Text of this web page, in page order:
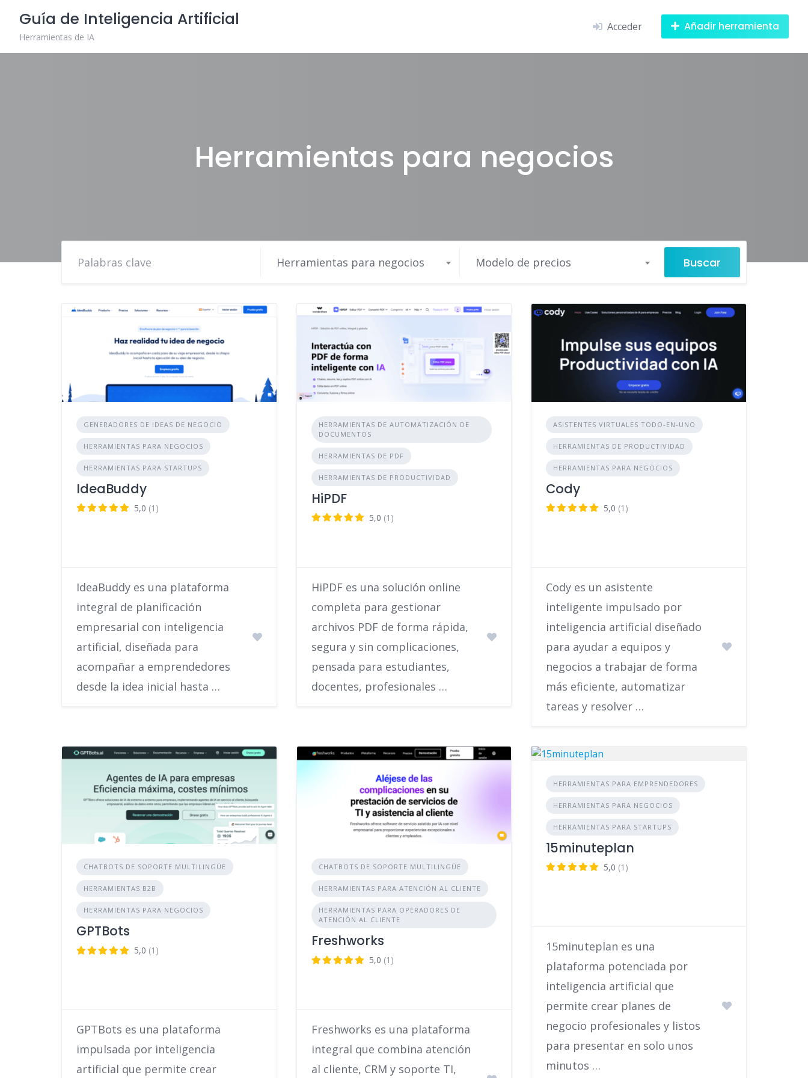
content
Guía de Inteligencia Artificial
Herramientas de IA
Acceder Añadir herramienta
Herramientas para negocios
Herramientas para negocios Modelo de precios Buscar
GENERADORES DE IDEAS DE NEGOCIO
HERRAMIENTAS PARA NEGOCIOS
HERRAMIENTAS PARA STARTUPS
IdeaBuddy
5,0 (1)
IdeaBuddy es una plataforma
integral de planificación
empresarial con inteligencia
artificial, diseñada para
acompañar a emprendedores
desde la idea inicial hasta …
HERRAMIENTAS DE AUTOMATIZACIÓN DE
DOCUMENTOS
HERRAMIENTAS DE PDF
HERRAMIENTAS DE PRODUCTIVIDAD
HiPDF
5,0 (1)
HiPDF es una solución online
completa para gestionar
archivos PDF de forma rápida,
segura y sin complicaciones,
pensada para estudiantes,
docentes, profesionales …
ASISTENTES VIRTUALES TODO-EN-UNO
HERRAMIENTAS DE PRODUCTIVIDAD
HERRAMIENTAS PARA NEGOCIOS
Cody
5,0 (1)
Cody es un asistente
inteligente impulsado por
inteligencia artificial diseñado
para ayudar a equipos y
negocios a trabajar de forma
más eficiente, automatizar
tareas y resolver …
CHATBOTS DE SOPORTE MULTILINGÜE
HERRAMIENTAS B2B
HERRAMIENTAS PARA NEGOCIOS
GPTBots
5,0 (1)
GPTBots es una plataforma
impulsada por inteligencia
artificial que permite crear
CHATBOTS DE SOPORTE MULTILINGÜE
HERRAMIENTAS PARA ATENCIÓN AL CLIENTE
HERRAMIENTAS PARA OPERADORES DE
ATENCIÓN AL CLIENTE
Freshworks
5,0 (1)
Freshworks es una plataforma
integral que combina atención
al cliente, CRM y soporte TI,
HERRAMIENTAS PARA EMPRENDEDORES
HERRAMIENTAS PARA NEGOCIOS
HERRAMIENTAS PARA STARTUPS
15minuteplan
5,0 (1)
15minuteplan es una
plataforma potenciada por
inteligencia artificial que
permite crear planes de
negocio profesionales y listos
para presentar en solo unos
minutos …